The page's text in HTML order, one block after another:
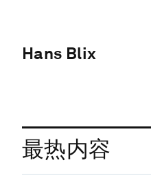
Hans Blix
最热内容